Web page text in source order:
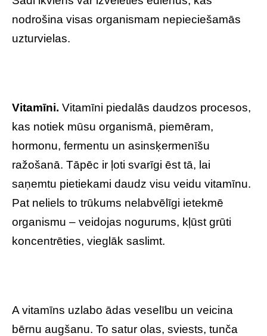
nodrošina visas organismam nepieciešamās
uzturvielas.
Vitamīni. Vitamīni piedalās daudzos procesos,
kas notiek mūsu organismā, piemēram,
hormonu, fermentu un asinsķermenīšu
ražošanā. Tāpēc ir ļoti svarīgi ēst tā, lai
saņemtu pietiekami daudz visu veidu vitamīnu.
Pat neliels to trūkums nelabvēlīgi ietekmē
organismu – veidojas nogurums, kļūst grūti
koncentrēties, vieglāk saslimt.
A vitamīns uzlabo ādas veselību un veicina
bērnu augšanu. To satur olas, sviests, tunča